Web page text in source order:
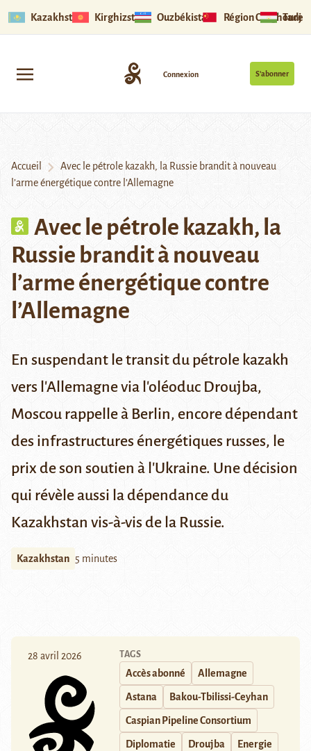
Kazakhstan Kirghizstan Ouzbékistan Région Ouïghoure
S’abonner
Connexion
Accueil
Avec le pétrole kazakh, la Russie brandit à nouveau
l’arme énergétique contre l’Allemagne
Avec le pétrole kazakh, la
Russie brandit à nouveau
l’arme énergétique contre
l’Allemagne
En suspendant le transit du pétrole kazakh
vers l'Allemagne via l'oléoduc Droujba,
Moscou rappelle à Berlin, encore dépendant
des infrastructures énergétiques russes, le
prix de son soutien à l'Ukraine. Une décision
qui révèle aussi la dépendance du
Kazakhstan vis-à-vis de la Russie.
Kazakhstan 5 minutes
28 avril 2026 TAGS
Accès abonné Allemagne
Astana Bakou-Tbilissi-Ceyhan
Caspian Pipeline Consortium
Diplomatie Droujba Energie